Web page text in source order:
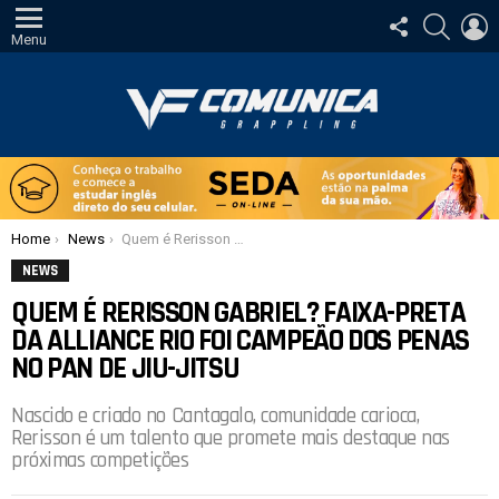
Menu
SIGA-
NOS
Você está aqui:
Home News Quem é Rerisson Gabriel? Faixa-preta da Alliance Rio foi campeão dos penas no Pan de Jiu-Jitsu
NEWS
QUEM É RERISSON GABRIEL? FAIXA-PRETA
DA ALLIANCE RIO FOI CAMPEÃO DOS PENAS
NO PAN DE JIU-JITSU
Nascido e criado no Cantagalo, comunidade carioca,
Rerisson é um talento que promete mais destaque nas
próximas competições